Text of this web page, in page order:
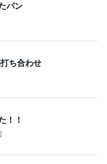
パン
ち合わせ
！！